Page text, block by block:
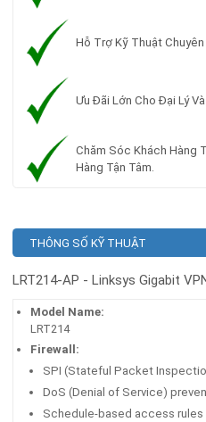
Hỗ Trợ Kỹ Thuật
Ưu Đãi Lớn Cho Đại Lý
Chăm Sóc Khách Hàng
Hàng Tận Tâm.
THÔNG SỐ KỸ THUẬT
LRT214-AP - Linksys Gigabit
Model Name:
LRT214
Firewall:
SPI (Stateful Packet
DoS (Denial of Service)
Schedule-based access rules